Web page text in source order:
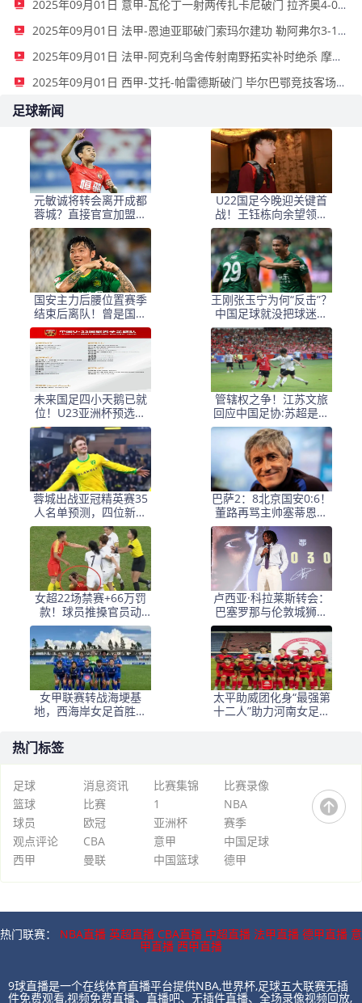
2025年09月01日 意甲-瓦伦丁一射两传扎卡尼破门 拉齐奥4-0大胜维罗纳
2025年09月01日 法甲-恩迪亚耶破门索玛尔建功 勒阿弗尔3-1尼斯
2025年09月01日 法甲-阿克利乌舍传射南野拓实补时绝杀 摩纳哥3-2十人斯特拉斯堡
2025年09月01日 西甲-艾托-帕雷德斯破门 毕尔巴鄂竞技客场2-1皇家贝蒂斯
足球新闻
元敏诚将转会离开成都
蓉城？直接官宣加盟重
庆铜梁龙，承诺给他国
脚顶薪
U22国足今晚迎关键首
战！王钰栋向余望领衔
首发冲锋
国安主力后腰位置赛季
结束后离队！曾是国足
中场核心，冬窗将转会
山东
王刚张玉宁为何“反击”？
中国足球就没把球迷当
回事
未来国足四小天鹅已就
位！U23亚洲杯预选赛
扛起大旗
管辖权之争！江苏文旅
回应中国足协:苏超是文
旅活动,无需足协审批
蓉城出战亚冠精英赛35
人名单预测，四位新人
入选，功勋门神无缘
巴萨2：8北京国安0:6！
董路再骂主帅塞蒂恩：
去了亚冠场场惨案
女超22场禁赛+66万罚
款！球员推搡官员动
手，女足也上演全武
行？
卢西亚·科拉莱斯转会：
巴塞罗那与伦敦城狮的
命运交织
女甲联赛转战海埂基
地，西海岸女足首胜河
太平助威团化身“最强第
十二人”助力河南女足战
热门标签
足球 消息资讯 比赛集锦
比赛录像
篮球
比赛 1
NBA
球员
欧冠 亚洲杯
赛季
观点评论
CBA 意甲
中国足球
西甲
曼联 中国篮球 德甲
热门联赛： NBA直播 英超直播 CBA直播 中超直播 法甲直播 德甲直播 意
甲直播 西甲直播
9球直播是一个在线体育直播平台提供NBA,世界杯,足球五大联赛无插
件免费观看,视频免费直播、直播吧、无插件直播、全场录像视频回放,